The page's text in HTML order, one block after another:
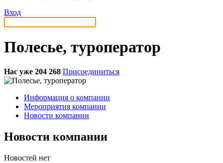
Вход
Полесье, туроператор
Нас уже 204 268 Присоединиться
Информация о компании
Мероприятия компании
Новости компании
Новости компании
Новостей нет